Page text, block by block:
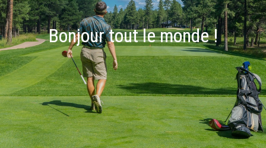
Bonjour tout le monde !